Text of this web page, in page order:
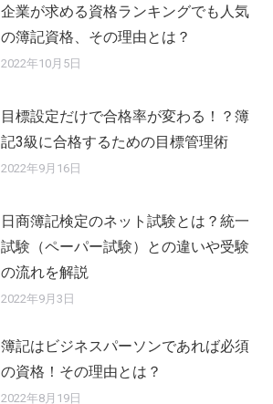
企業が求める資格ランキングでも人気
の簿記資格、その理由とは？
2022年10月5日
目標設定だけで合格率が変わる！？簿
記3級に合格するための目標管理術
2022年9月16日
日商簿記検定のネット試験とは？統一
試験（ペーパー試験）との違いや受験
の流れを解説
2022年9月3日
簿記はビジネスパーソンであれば必須
の資格！その理由とは？
2022年8月19日